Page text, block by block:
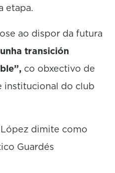
etapa.
ao dispor da futura
transición
co obxectivo de
institucional do club
López dimite como
Guardés